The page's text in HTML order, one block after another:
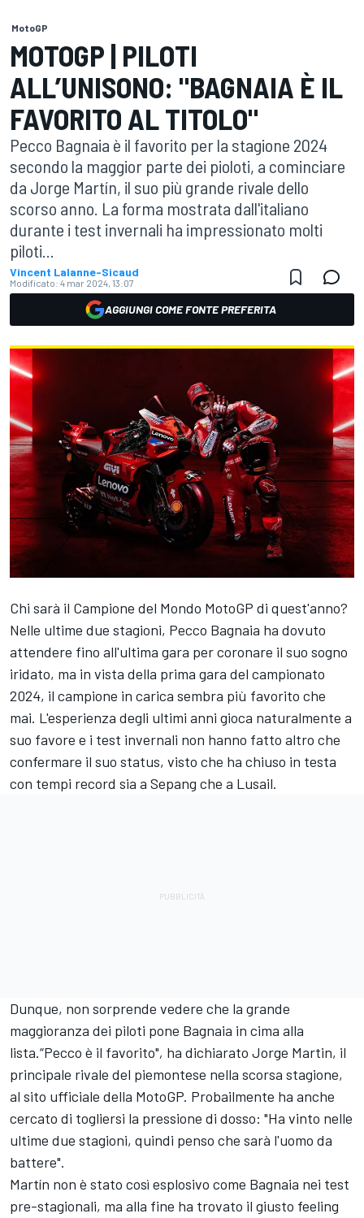
MotoGP
MOTOGP | PILOTI
ALL’UNISONO: "BAGNAIA È IL
FAVORITO AL TITOLO"
Pecco Bagnaia è il favorito per la stagione 2024
secondo la maggior parte dei pioloti, a cominciare
da Jorge Martín, il suo più grande rivale dello
scorso anno. La forma mostrata dall'italiano
durante i test invernali ha impressionato molti
piloti...
Vincent Lalanne-Sicaud
Modificato: 4 mar 2024, 13:07
AGGIUNGI COME FONTE PREFERITA
Chi sarà il Campione del Mondo MotoGP di quest'anno?
Nelle ultime due stagioni, Pecco Bagnaia ha dovuto
attendere fino all'ultima gara per coronare il suo sogno
iridato, ma in vista della prima gara del campionato
2024, il campione in carica sembra più favorito che
mai. L'esperienza degli ultimi anni gioca naturalmente a
suo favore e i test invernali non hanno fatto altro che
confermare il suo status, visto che ha chiuso in testa
con tempi record sia a Sepang che a Lusail.
Dunque, non sorprende vedere che la grande
maggioranza dei piloti pone Bagnaia in cima alla
lista.“Pecco è il favorito", ha dichiarato Jorge Martin, il
principale rivale del piemontese nella scorsa stagione,
al sito ufficiale della MotoGP. Probailmente ha anche
cercato di togliersi la pressione di dosso: "Ha vinto nelle
ultime due stagioni, quindi penso che sarà l'uomo da
battere".
Martín non è stato così esplosivo come Bagnaia nei test
pre-stagionali, ma alla fine ha trovato il giusto feeling